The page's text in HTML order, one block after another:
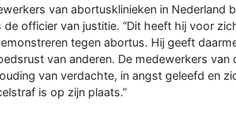
van abortusklinieken in Nederland
de officier van justitie. “Dit heeft hij voor
tegen abortus. Hij geeft
van anderen. De medewerkers
van verdachte, in angst geleefd en
is op zijn plaats.”